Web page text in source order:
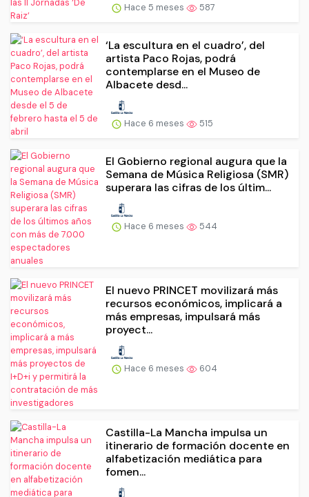
Hace 5 meses 587
‘La escultura en el cuadro’, del
artista Paco Rojas, podrá
contemplarse en el Museo de
Albacete desd...
Hace 6 meses 515
El Gobierno regional augura que la
Semana de Música Religiosa (SMR)
superara las cifras de los últim...
Hace 6 meses 544
El nuevo PRINCET movilizará más
recursos económicos, implicará a
más empresas, impulsará más
proyect...
Hace 6 meses 604
Castilla-La Mancha impulsa un
itinerario de formación docente en
alfabetización mediática para
fomen...